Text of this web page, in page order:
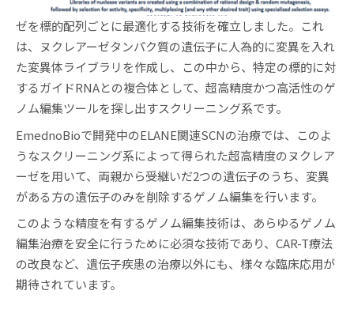
ゼを標的配列ごとに最適化する技術を確立しました。これ
は、ヌクレアーゼタンパク質の遺伝子に人為的に変異を入れ
た変異体ライブラリを作成し、この中から、特定の標的に対
するガイドRNAとの複合体として、超高精度かつ高活性のゲ
ノム編集ツールを探し出すスクリーニング系です。
EmednoBioで開発中のELANE関連SCNの治療では、このよ
うなスクリーニング系によって得られた超高精度のヌクレア
ーゼを用いて、両親から受継いだ2つの遺伝子のうち、変異
がある方の遺伝子のみを削除するゲノム編集を行います。
このような精度を有するゲノム編集技術は、あらゆるゲノム
編集治療を安全に行うために必須な技術であり、CAR-T療法
の改良など、遺伝子疾患の治療以外にも、様々な臨床応用が
期待されています。